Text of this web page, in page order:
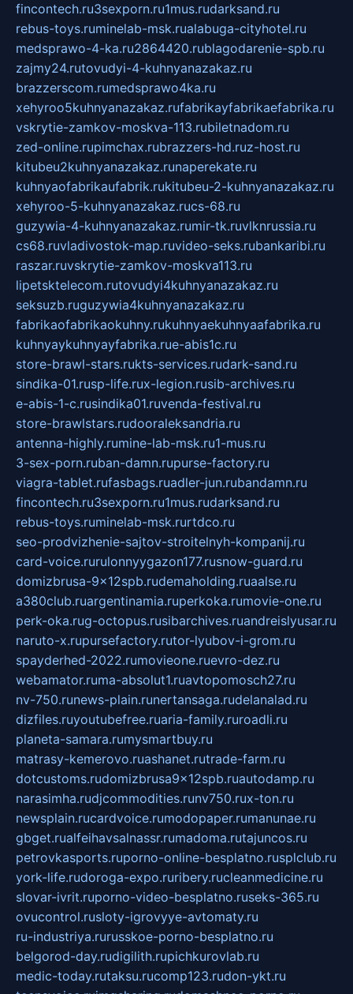
fincontech.ru3sexporn.ru1mus.rudarksand.ru
rebus-toys.ruminelab-msk.rualabuga-cityhotel.ru
medsprawo-4-ka.ru2864420.rublagodarenie-spb.ru
zajmy24.rutovudyi-4-kuhnyanazakaz.ru
brazzerscom.rumedsprawo4ka.ru
xehyroo5kuhnyanazakaz.rufabrikayfabrikaefabrika.ru
vskrytie-zamkov-moskva-113.rubiletnadom.ru
zed-online.rupimchax.rubrazzers-hd.ruz-host.ru
kitubeu2kuhnyanazakaz.runaperekate.ru
kuhnyaofabrikaufabrik.rukitubeu-2-kuhnyanazakaz.ru
xehyroo-5-kuhnyanazakaz.rucs-68.ru
guzywia-4-kuhnyanazakaz.rumir-tk.ruvlknrussia.ru
cs68.ruvladivostok-map.ruvideo-seks.rubankaribi.ru
raszar.ruvskrytie-zamkov-moskva113.ru
lipetsktelecom.rutovudyi4kuhnyanazakaz.ru
seksuzb.ruguzywia4kuhnyanazakaz.ru
fabrikaofabrikaokuhny.rukuhnyaekuhnyaafabrika.ru
kuhnyaykuhnyayfabrika.rue-abis1c.ru
store-brawl-stars.rukts-services.rudark-sand.ru
sindika-01.rusp-life.rux-legion.rusib-archives.ru
e-abis-1-c.rusindika01.ruvenda-festival.ru
store-brawlstars.rudooraleksandria.ru
antenna-highly.rumine-lab-msk.ru1-mus.ru
3-sex-porn.ruban-damn.rupurse-factory.ru
viagra-tablet.rufasbags.ruadler-jun.rubandamn.ru
fincontech.ru3sexporn.ru1mus.rudarksand.ru
rebus-toys.ruminelab-msk.rurtdco.ru
seo-prodvizhenie-sajtov-stroitelnyh-kompanij.ru
card-voice.rurulonnyygazon177.rusnow-guard.ru
domizbrusa-9x12spb.rudemaholding.ruaalse.ru
a380club.ruargentinamia.ruperkoka.rumovie-one.ru
perk-oka.rug-octopus.rusibarchives.ruandreislyusar.ru
naruto-x.rupursefactory.rutor-lyubov-i-grom.ru
spayderhed-2022.rumovieone.ruevro-dez.ru
webamator.ruma-absolut1.ruavtopomosch27.ru
nv-750.runews-plain.runertansaga.rudelanalad.ru
dizfiles.ruyoutubefree.ruaria-family.ruroadli.ru
planeta-samara.rumysmartbuy.ru
matrasy-kemerovo.ruashanet.rutrade-farm.ru
dotcustoms.rudomizbrusa9x12spb.ruautodamp.ru
narasimha.rudjcommodities.runv750.rux-ton.ru
newsplain.rucardvoice.rumodopaper.rumanunae.ru
gbget.rualfeihavsalnassr.rumadoma.rutajuncos.ru
petrovkasports.ruporno-online-besplatno.rusplclub.ru
york-life.rudoroga-expo.ruribery.rucleanmedicine.ru
slovar-ivrit.ruporno-video-besplatno.ruseks-365.ru
ovucontrol.rusloty-igrovyye-avtomaty.ru
ru-industriya.rurusskoe-porno-besplatno.ru
belgorod-day.rudigilith.rupichkurovlab.ru
medic-today.rutaksu.rucomp123.rudon-ykt.ru